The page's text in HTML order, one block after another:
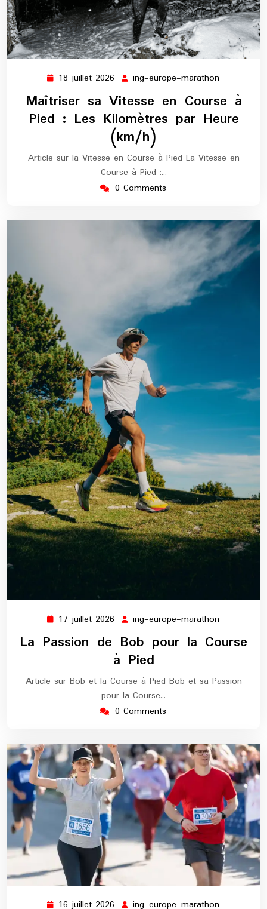
18 juillet 2026 18
juillet
2026
ing-europe-marathon
europe-
marathon
Maîtriser sa Vitesse en Course à
Pied : Les Kilomètres par Heure
(km/h)
Article sur la Vitesse en Course à Pied La Vitesse en
Course à Pied :…
0 Comments
17 juillet 2026 17
juillet
2026
ing-europe-marathon
marathon
La Passion de Bob pour la Course
à Pied
Article sur Bob et la Course à Pied Bob et sa Passion
pour la Course…
0 Comments
16 juillet 2026 16 ing-europe-marathon